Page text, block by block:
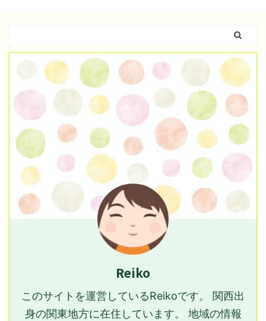
Reiko
このサイトを運営しているReikoです。 関西出
身の関東地方に在住しています。 地域の情報